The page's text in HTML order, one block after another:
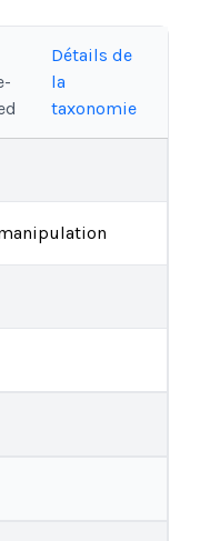
Détails de
la
taxonomie